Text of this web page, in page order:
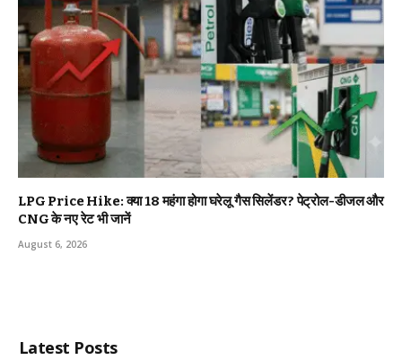
LPG Price Hike: क्या ₹18 महंगा होगा घरेलू गैस सिलेंडर? पेट्रोल-डीजल और
CNG के नए रेट भी जानें
August 6, 2026
Latest Posts